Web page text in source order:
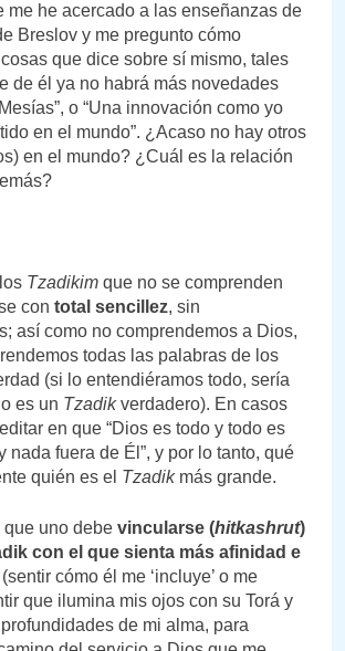
me he acercado a las enseñanzas de
Breslov y me pregunto cómo
que dice sobre sí mismo, tales
de él ya no habrá más novedades
o “Una innovación como yo
en el mundo”. ¿Acaso no hay otros
en el mundo? ¿Cuál es la relación
Tzadikim que no se comprenden
con total sencillez, sin
así como no comprendemos a Dios,
todas las palabras de los
(si lo entendiéramos todo, sería
es un Tzadikverdadero). En casos
en que “Dios es todo y todo es
nada fuera de Él”, y por lo tanto, qué
quién es el Tzadikmás grande.
que uno debe vincularse (hitkashrut)
con el que sienta más afinidad e
(sentir cómo él me ‘incluye’ o me
que ilumina mis ojos con su Torá y
de mi alma, para